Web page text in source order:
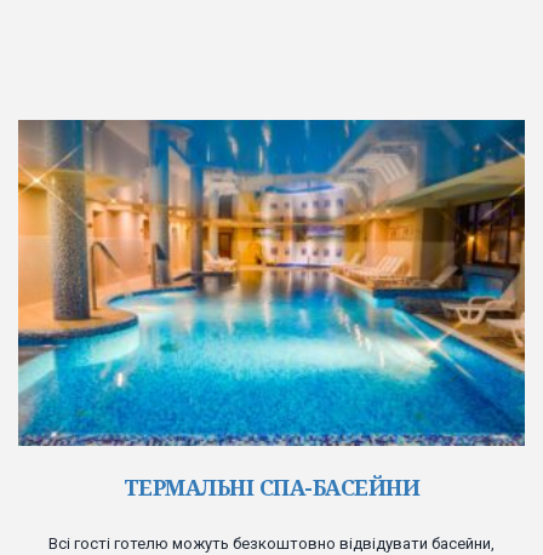
ТЕРМАЛЬНІ СПА-БАСЕЙНИ
Всі гості готелю можуть безкоштовно відвідувати басейни,